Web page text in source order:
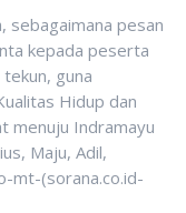
sebagaimana pesan
kepada peserta
guna
Hidup dan
menuju Indramayu
Maju, Adil,
mt-(sorana.co.id-